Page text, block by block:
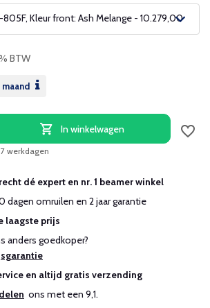
805F, Kleur front: Ash Melange - 10.279,00
BTW
In winkelwagen
werkdagen
dé expert en nr. 1 beamer winkel
dagen omruilen en 2 jaar garantie
laagste prijs
anders goedkoper?
en altijd gratis verzending
ons met een 9,1.